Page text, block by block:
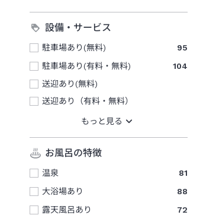
設備・サービス
駐車場あり(無料)
95
駐車場あり(有料・無料)
104
送迎あり(無料)
送迎あり（有料・無料）
お風呂の特徴
温泉
81
大浴場あり
88
露天風呂あり
72